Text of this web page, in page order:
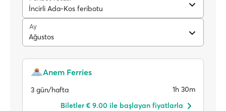
İncirli Ada-Kos feribotu
Ay
Ağustos
Anem Ferries
3 gün/hafta
1h 30m
Biletler € 9.00 ile başlayan fiyatlarla